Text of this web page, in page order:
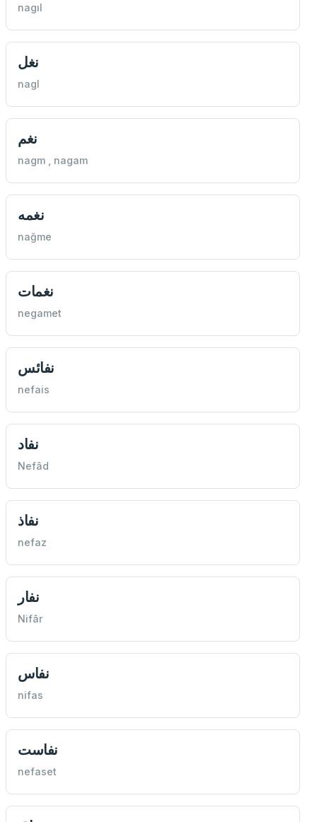
nagıl
نغل
nagl
نغم
nagm , nagam
نغمه
nağme
نغمات
negamet
نفائس
nefais
نفاد
Nefâd
نفاذ
nefaz
نفار
Nifâr
نفاس
nifas
نفاست
nefaset